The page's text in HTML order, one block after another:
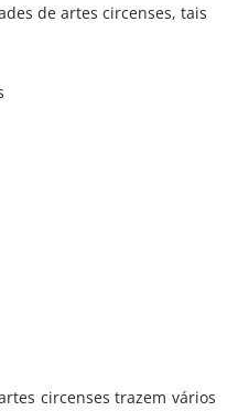
de artes circenses, tais
circenses trazem vários